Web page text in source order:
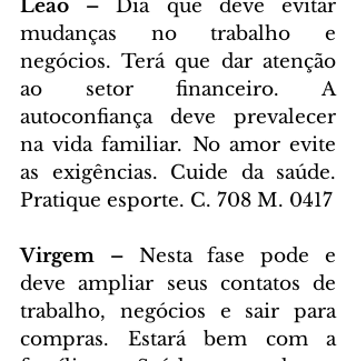
Leão – Dia que deve evitar
mudanças no trabalho e
negócios. Terá que dar atenção
ao setor financeiro. A
autoconfiança deve prevalecer
na vida familiar. No amor evite
as exigências. Cuide da saúde.
Pratique esporte. C. 708 M. 0417
Virgem – Nesta fase pode e
deve ampliar seus contatos de
trabalho, negócios e sair para
compras. Estará bem com a